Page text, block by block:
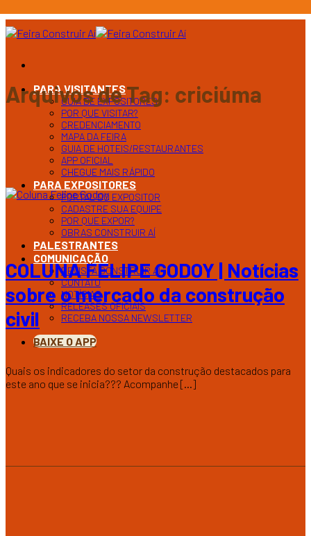
Ir
para
conteúdo
PARA VISITANTES
GUIA DE EXPOSITORES
POR QUE VISITAR?
CREDENCIAMENTO
MAPA DA FEIRA
GUIA DE HOTEIS/RESTAURANTES
APP OFICIAL
CHEGUE MAIS RÁPIDO
PARA EXPOSITORES
PORTAL DO EXPOSITOR
CADASTRE SUA EQUIPE
POR QUE EXPOR?
OBRAS CONSTRUIR AÍ
PALESTRANTES
COMUNICAÇÃO
REVISTA CONSTRUIR AÍ
CONTATO
NOTÍCIAS
RELEASES OFICIAIS
RECEBA NOSSA NEWSLETTER
BAIXE O APP
Arquivos de Tag: criciúma
COLUNA FELIPE GODOY | Notícias
sobre o mercado da construção
civil
Quais os indicadores do setor da construção destacados para
este ano que se inicia??? Acompanhe [...]